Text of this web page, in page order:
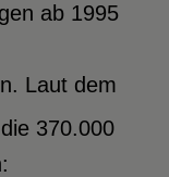
ab 1995
Laut dem
370.000